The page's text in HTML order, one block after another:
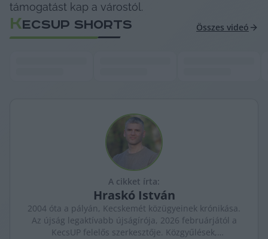
támogatást kap a várostól.
KECSUP SHORTS Összes videó
A cikket írta:
Hraskó István
2004 óta a pályán, Kecskemét közügyeinek krónikása.
Az újság legaktívabb újságírója, 2026 februárjától a
KecsUP felelős szerkesztője. Közgyűlések,